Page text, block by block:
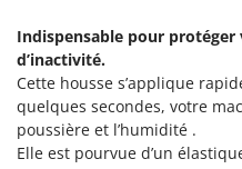
Indispensable pour
d’inactivité.
Cette housse s’applique
quelques secondes, votre
poussière et l’humidité .
Elle est pourvue d’un